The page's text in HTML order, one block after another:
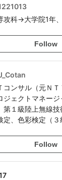
攻科→大学院1年
Follow
コンサル（元Ｎ
ジェクトマネー
第１級陸上無線
定、色彩検定（
Follow